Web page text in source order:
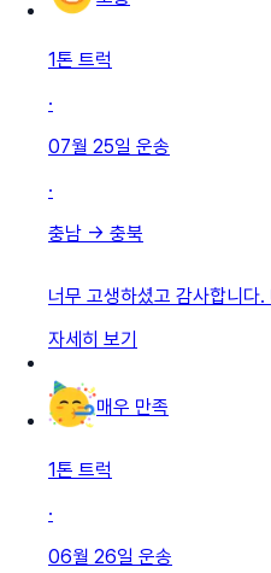
1톤 트럭
·
07월 25일 운송
·
충남 → 충북
너무 고생하셨고 감사합니다
자세히 보기
매우 만족
1톤 트럭
·
06월 26일 운송